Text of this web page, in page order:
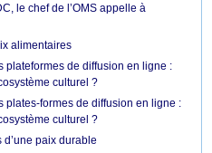
le chef de l’OMS appelle à
alimentaires
plateformes de diffusion en ligne :
culturel ?
plates-formes de diffusion en ligne :
culturel ?
paix durable